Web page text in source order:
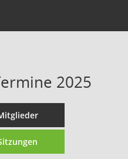
2025